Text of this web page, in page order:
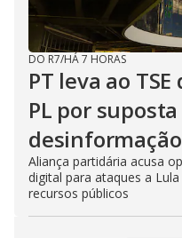
DO R7/HÁ 7 HORAS
PT leva ao
PL por
Aliança partidária acusa
digital para ataques a
recursos públicos